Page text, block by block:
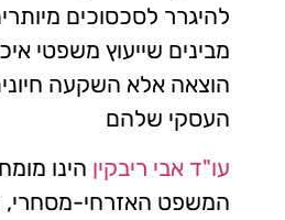
להיגרר לסכסוכים
מבינים שייעוץ משפטי
הוצאה אלא השקעה
העסקי שלהם
עו"ד אבי ריבקין הינו
המשפט האזרחי-מסחרי,